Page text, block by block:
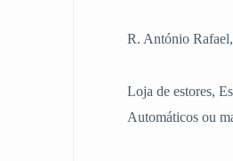
R. António
Loja de estores,
Automáticos ou